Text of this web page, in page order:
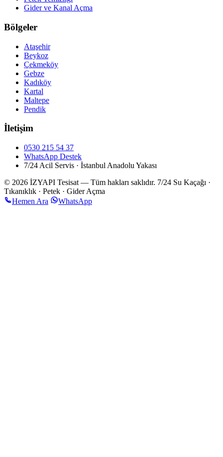
Gider ve Kanal Açma
Bölgeler
Ataşehir
Beykoz
Çekmeköy
Gebze
Kadıköy
Kartal
Maltepe
Pendik
İletişim
0530 215 54 37
WhatsApp Destek
7/24 Acil Servis · İstanbul Anadolu Yakası
© 2026 İZYAPI Tesisat — Tüm hakları saklıdır. 7/24 Su Kaçağı ·
Tıkanıklık · Petek · Gider Açma
Hemen Ara
WhatsApp